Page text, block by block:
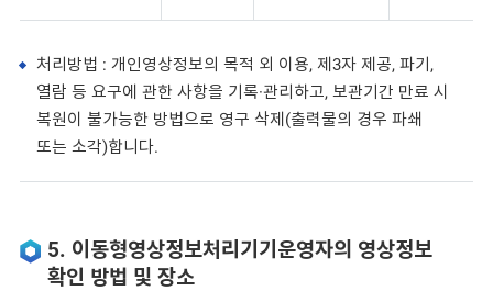
처리방법 : 개인영상정보의 목적 외 이용, 제3자 제공, 파기,
열람 등 요구에 관한 사항을 기록·관리하고, 보관기간 만료 시
복원이 불가능한 방법으로 영구 삭제(출력물의 경우 파쇄
또는 소각)합니다.
5. 이동형영상정보처리기기운영자의 영상정보
확인 방법 및 장소